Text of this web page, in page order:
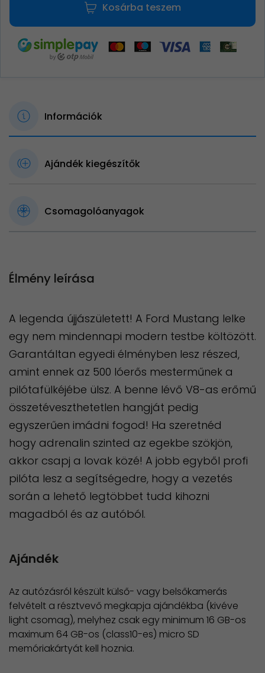
Kosárba teszem
Információk
Ajándék kiegészítők
Csomagolóanyagok
Élmény leírása
A legenda újjászületett! A Ford Mustang lelke
egy nem mindennapi modern testbe költözött.
Garantáltan egyedi élményben lesz részed,
amint ennek az 500 lóerős mesterműnek a
pilótafülkéjébe ülsz. A benne lévő V8-as erőmű
összetéveszthetetlen hangját pedig
egyszerűen imádni fogod! Ha szeretnéd
hogy adrenalin szinted az egekbe szökjön,
akkor csapj a lovak közé! A jobb egyből profi
pilóta lesz a segítségedre, hogy a vezetés
során a lehető legtöbbet tudd kihozni
magadból és az autóból.
Ajándék
Az autózásról készült külső- vagy belsőkamerás
felvételt a résztvevő megkapja ajándékba (kivéve
light csomag), melyhez csak egy minimum 16 GB-os
maximum 64 GB-os (class10-es) micro SD
memóriakártyát kell hoznia.